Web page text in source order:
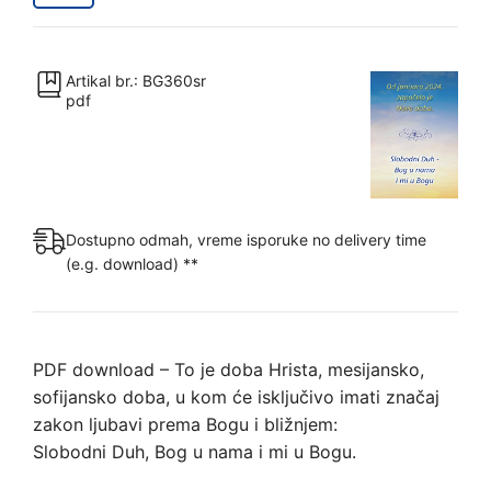
je
doba.
Artikal br.: BG360sr
pdf
Dostupno odmah, vreme isporuke no delivery time
(e.g. download) **
PDF download – To je doba Hrista, mesijansko,
sofijansko doba, u kom će isključivo imati značaj
zakon ljubavi prema Bogu i bližnjem:
Slobodni Duh, Bog u nama i mi u Bogu.